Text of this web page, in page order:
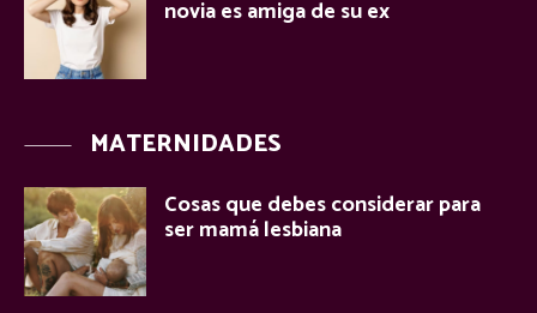
novia es amiga de su ex
MATERNIDADES
Cosas que debes considerar para
ser mamá lesbiana